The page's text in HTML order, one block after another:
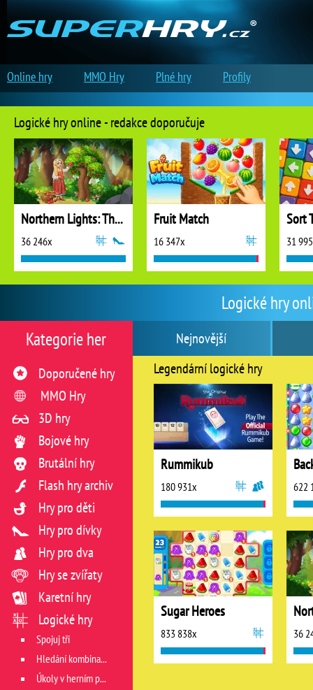
Logické hry
Nejnovější
Legendární logické hry
Rummikub
180 931x 622
Sugar Heroes
833 838x 36
Kategorie her
Doporučené hry
MMO Hry
3D hry
Bojové hry
Brutální hry
Flash hry archiv
Hry pro děti
Hry pro dívky
Hry pro dva
Hry se zvířaty
Karetní hry
Logické hry
Spojuj tři
Hledání kombinace
Úkoly v herním poli
Logické hry online - redakce doporučuje
Northern Lights: The Secret of the Forest
36 246x
Fruit Match
16 347x
Sort
31
Online hry MMO Hry Plné hry Profily